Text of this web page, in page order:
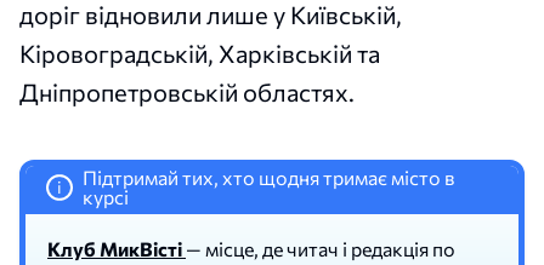
доріг відновили лише у Київській,
Кіровоградській, Харківській та
Дніпропетровській областях.
i
Підтримай тих, хто щодня тримає місто в
курсі
Клуб МикВісті — місце, де читач і редакція по